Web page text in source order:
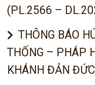
(PL.2566 –
THÔNG BÁO
THỐNG – PHÁP
KHÁNH ĐẢN